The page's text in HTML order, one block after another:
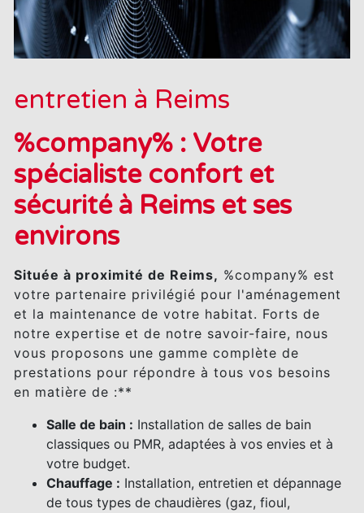
entretien à Reims
%company% : Votre
spécialiste confort et
sécurité à Reims et ses
environs
Située à proximité de Reims, %company% est
votre partenaire privilégié pour l'aménagement
et la maintenance de votre habitat. Forts de
notre expertise et de notre savoir-faire, nous
vous proposons une gamme complète de
prestations pour répondre à tous vos besoins
en matière de :**
Salle de bain : Installation de salles de bain
classiques ou PMR, adaptées à vos envies et à
votre budget.
Chauffage : Installation, entretien et dépannage
de tous types de chaudières (gaz, fioul,